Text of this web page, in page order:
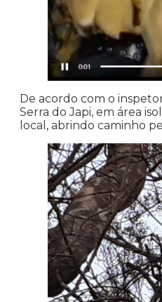
De acordo com o
Serra do Japi, em área
local, abrindo caminho